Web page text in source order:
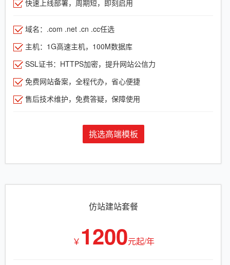
快速上线部署，周期短，即刻启用
域名：.com .net .cn .cc任选
主机：1G高速主机，100M数据库
SSL证书：HTTPS加密，提升网站公信力
免费网站备案，全程代办，省心便捷
售后技术维护，免费答疑，保障使用
挑选高端模板
仿站建站套餐
￥ 1200元起/年